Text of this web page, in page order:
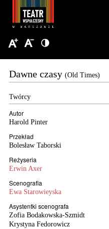
Dawne czasy (Old Times)
Twórcy
Autor
Harold Pinter
Przekład
Bolesław Taborski
Reżyseria
Erwin Axer
Scenografia
Ewa Starowieyska
Asystentki scenografa
Zofia Bodakowska-Szmidt
Krystyna Fedorowicz